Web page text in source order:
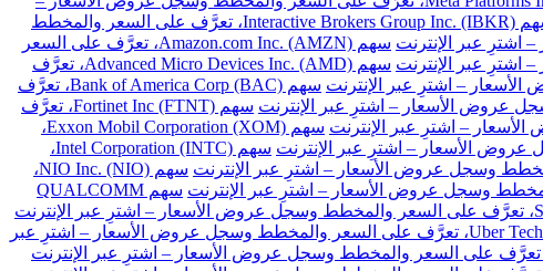
سهم Interactive Brokers Group Inc. (IBKR)، تعرَّف على السعر والمخطط
سهم Amazon.com Inc. (AMZN)، تعرَّف على السعر
سهم Advanced Micro Devices Inc. (AMD)، تعرَّف
سهم Bank of America Corp (BAC)، تعرَّف
سهم Fortinet Inc (FTNT)، تعرَّف
سهم Exxon Mobil Corporation (XOM)،
سهم Intel Corporation (INTC)،
سهم NIO Inc. (NIO)،
سهم QUALCOMM
سهم Uber Technologies Inc. (UBER)، تعرَّف على السعر والمخطط وسجل عروض الأسعار – اشترِ عبر